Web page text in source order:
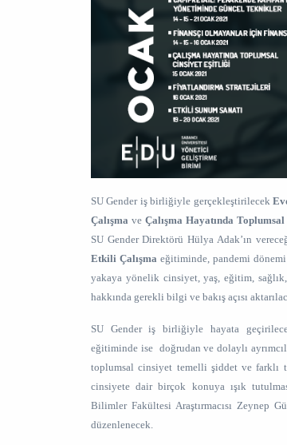
SU Gender iş birliğiyle gerçekleştirilecek
Çalışma ve Çalışma Hayatında
SU Gender Direktörü Hülya Adak’ın
Etkili Çalışma eğitiminde, pandemi
yakaya yönelik cinsiyet, yaş, eğitim,
hakkında gerekli bilgi ve bakış açısı
SU Gender iş birliğiyle hayata
eğitiminde ise doğrudan ve dolaylı
toplumsal cinsiyet temelli şiddet ve farklı
cinsiyete dair birçok konuya ışık
Bilimler Fakültesi Araştırmacısı Zeynep
düzenlenecek.